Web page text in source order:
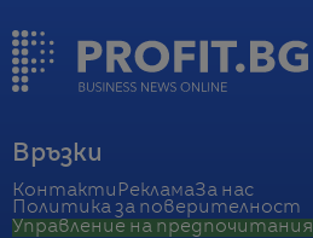
Връзки
Контакти РекламаЗа нас
Политика за поверителност
Управление на предпочитания